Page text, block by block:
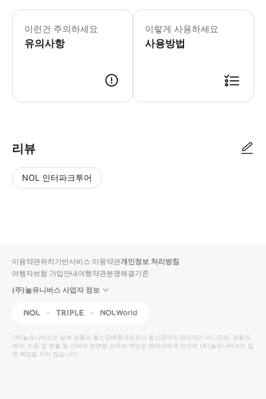
이런건 주의하세요
유의사항
- 사용 유의사항 * 연결 문제가 발생
이렇게 사용하세요
사용방법
리뷰
NOL 인터파크투어
입니
다.
높
은
순
동
영
상
순
상
이용약관위치기반서비스 이용약관개인정보 처리방침
여행자보험 가입안내여행약관분쟁해결기준
(주)놀유니버스 사업자 정보
NOL Triple Interpark Global
(주)놀유니버스는 일부 상품의 통신판매중개자로서 통신판매의 당사자가 아니므로, 상품의
예약, 이용 및 환불 등 거래와 관련된 의무와 책임은 판매자에게 있으며 (주)놀유니버스는 일
체 책임을 지지 않습니다.